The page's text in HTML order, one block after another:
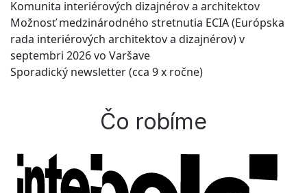
Komunita interiérových dizajnérov a architektov
Možnosť medzinárodného stretnutia ECIA (Európska
rada interiérových architektov a dizajnérov) v
septembri 2026 vo Varšave
Sporadický newsletter (cca 9 x ročne)
Čo robíme